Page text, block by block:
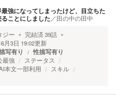
強になってしまったけど、目立ちた
ことにしました ／田の中の田中
ジー 完結済39話
月3日 19:02更新
写有り 性描写有り
最強
ステータス
本文一部利用
スキル